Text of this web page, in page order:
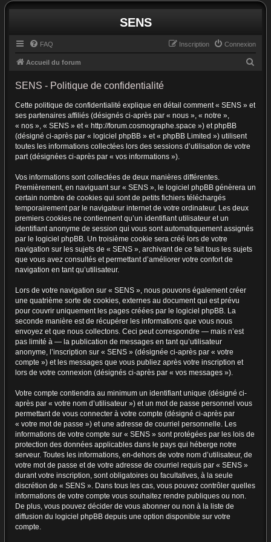
SENS
FAQ Connexion
Inscription
Accueil du forum
h
SENS - Politique de confidentialité
Cette politique de confidentialité explique en détail comment « SENS » et
ses partenaires affiliés (désignés ci-après par « nous », « notre »,
« nos », « SENS » et « http://forum.cosmographe.space ») et phpBB
(désigné ci-après par « logiciel phpBB » et « phpBB Limited ») utilisent
toutes les informations collectées lors des sessions d’utilisation de votre
part (désignées ci-après par « vos informations »).
Vos informations sont collectées de deux manières différentes.
Premièrement, en naviguant sur « SENS », le logiciel phpBB génèrera un
certain nombre de cookies qui sont de petits fichiers téléchargés
temporairement par le navigateur internet de votre ordinateur. Les deux
premiers cookies ne contiennent qu’un identifiant utilisateur et un
identifiant anonyme de session qui vous sont automatiquement assignés
par le logiciel phpBB. Un troisième cookie sera créé lors de votre
navigation sur les sujets de « SENS », archivant de ce fait tous les sujets
que vous avez consultés et permettant d’améliorer votre confort de
navigation en tant qu’utilisateur.
Lors de votre navigation sur « SENS », nous pouvons également créer
une quatrième sorte de cookies, externes au document qui est prévu
pour couvrir uniquement les pages créées par le logiciel phpBB. La
seconde manière est de récupérer les informations que vous nous
envoyez et que nous collectons. Ceci peut correspondre — mais n’est
pas limité à — la publication de messages en tant qu’utilisateur
anonyme, l’inscription sur « SENS » (désignée ci-après par « votre
compte ») et les messages que vous publiez après votre inscription et
lors de votre connexion (désignés ci-après par « vos messages »).
Votre compte contiendra au minimum un identifiant unique (désigné ci-
après par « votre nom d’utilisateur ») et un mot de passe personnel vous
permettant de vous connecter à votre compte (désigné ci-après par
« votre mot de passe ») et une adresse de courriel personnelle. Les
informations de votre compte sur « SENS » sont protégées par les lois de
protection des données applicables dans le pays qui héberge notre
serveur. Toutes les informations, en-dehors de votre nom d’utilisateur, de
votre mot de passe et de votre adresse de courriel requis par « SENS »
durant votre inscription, sont obligatoires ou facultatives, à la seule
discrétion de « SENS ». Dans tous les cas, vous pouvez contrôler quelles
informations de votre compte vous souhaitez rendre publiques ou non.
De plus, vous pouvez décider de vous abonner ou non à la liste de
diffusion du logiciel phpBB depuis une option disponible sur votre
compte.